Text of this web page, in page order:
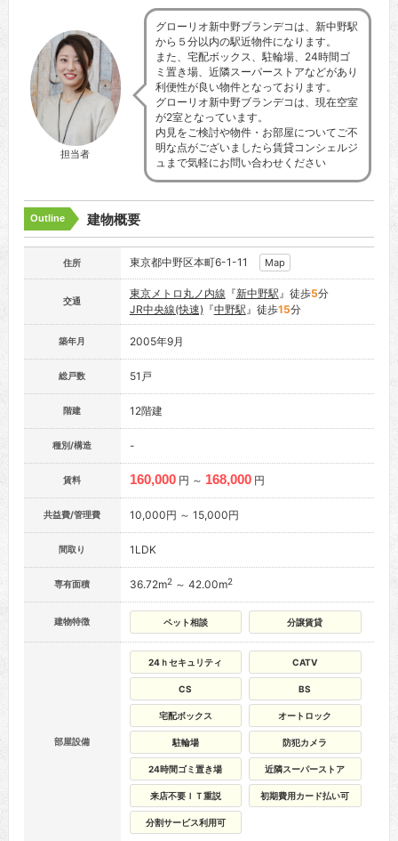
担当者
グローリオ新中野ブランデコは、新中野駅
から５分以内の駅近物件になります。
また、宅配ボックス、駐輪場、24時間ゴ
ミ置き場、近隣スーパーストアなどがあり
利便性が良い物件となっております。
グローリオ新中野ブランデコは、現在空室
が2室となっています。
内見をご検討や物件・お部屋についてご不
明な点がございましたら賃貸コンシェルジ
ュまで気軽にお問い合わせください
Outline 建物概要
住所 東京都中野区本町6-1-11 Map
交通
東京メトロ丸ノ内線 『新中野駅』徒歩5分
JR中央線(快速) 『中野駅』徒歩15分
築年月 2005年9月
総戸数 51戸
階建 12階建
種別/構造 -
賃料 160,000 円 ～ 168,000 円
共益費/管理費 10,000円 ～ 15,000円
間取り 1LDK
専有面積 36.72m2～ 42.00m2
建物特徴 ペット相談 分譲賃貸
部屋設備
24ｈセキュリティ CATV
CS BS
宅配ボックス オートロック
駐輪場 防犯カメラ
24時間ゴミ置き場 近隣スーパーストア
来店不要ＩＴ重説 初期費用カード払い可
分割サービス利用可